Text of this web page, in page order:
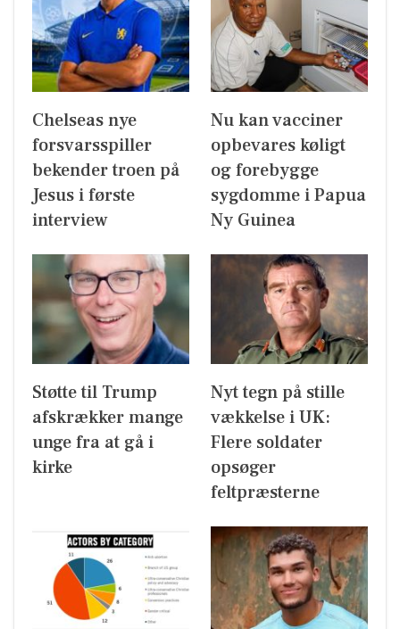
Chelseas nye
forsvarsspiller
bekender troen på
Jesus i første
interview
Nu kan vacciner
opbevares køligt
og forebygge
sygdomme i Papua
Ny Guinea
Støtte til Trump
afskrækker mange
unge fra at gå i
kirke
Nyt tegn på stille
vækkelse i UK:
Flere soldater
opsøger
feltpræsterne